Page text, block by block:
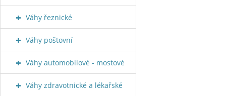
Váhy řeznické
Váhy poštovní
Váhy automobilové - mostové
Váhy zdravotnické a lékařské